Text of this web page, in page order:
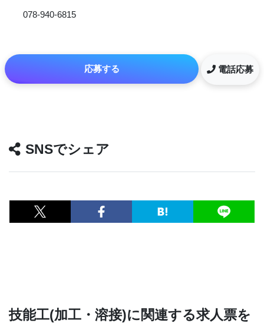
078-940-6815
応募する 電話応募
SNSでシェア
技能工(加工・溶接)に関連する求人票を